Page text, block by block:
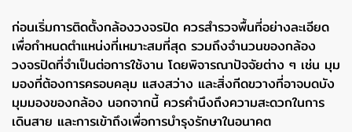
ก่อนเริ่มการติดตั้งกล้องวงจรปิด ควรสำรวจพื้นที่อย่างละเอียด
เพื่อกำหนดตำแหน่งที่เหมาะสมที่สุด รวมถึงจำนวนของกล้อง
วงจรปิดที่จำเป็นต่อการใช้งาน โดยพิจารณาปัจจัยต่าง ๆ เช่น มุม
มองที่ต้องการครอบคลุม แสงสว่าง และสิ่งกีดขวางที่อาจบดบัง
มุมมองของกล้อง นอกจากนี้ ควรคำนึงถึงความสะดวกในการ
เดินสาย และการเข้าถึงเพื่อการบำรุงรักษาในอนาคต